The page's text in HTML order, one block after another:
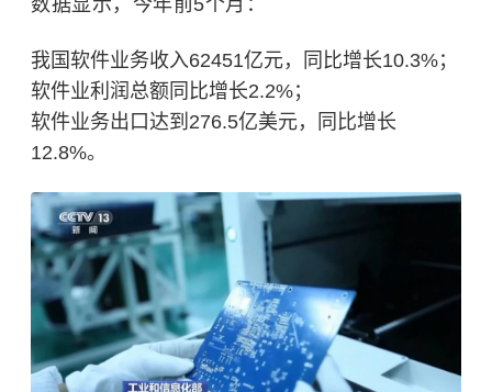
数据显示，今年前5个月：
我国软件业务收入62451亿元，同比增长10.3%；
软件业利润总额同比增长2.2%；
软件业务出口达到276.5亿美元，同比增长
12.8%。